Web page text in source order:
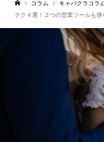
コラム キャバクラコラ
テク４選！２つの営業ツールも併